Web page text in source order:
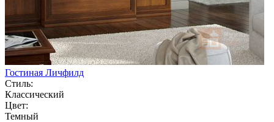
Гостиная Личфилд
Стиль:
Классический
Цвет:
Темный